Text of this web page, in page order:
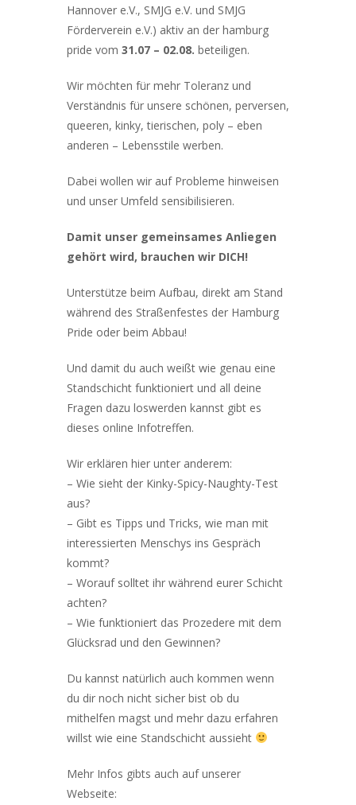
Hannover e.V., SMJG e.V. und SMJG
Förderverein e.V.) aktiv an der hamburg
pride vom 31.07 – 02.08. beteiligen.
Wir möchten für mehr Toleranz und
Verständnis für unsere schönen, perversen,
queeren, kinky, tierischen, poly – eben
anderen – Lebensstile werben.
Dabei wollen wir auf Probleme hinweisen
und unser Umfeld sensibilisieren.
Damit unser gemeinsames Anliegen
gehört wird, brauchen wir DICH!
Unterstütze beim Aufbau, direkt am Stand
während des Straßenfestes der Hamburg
Pride oder beim Abbau!
Und damit du auch weißt wie genau eine
Standschicht funktioniert und all deine
Fragen dazu loswerden kannst gibt es
dieses online Infotreffen.
Wir erklären hier unter anderem:
– Wie sieht der Kinky-Spicy-Naughty-Test
aus?
– Gibt es Tipps und Tricks, wie man mit
interessierten Menschys ins Gespräch
kommt?
– Worauf solltet ihr während eurer Schicht
achten?
– Wie funktioniert das Prozedere mit dem
Glücksrad und den Gewinnen?
Du kannst natürlich auch kommen wenn
du dir noch nicht sicher bist ob du
mithelfen magst und mehr dazu erfahren
willst wie eine Standschicht aussieht
Mehr Infos gibts auch auf unserer
Webseite: